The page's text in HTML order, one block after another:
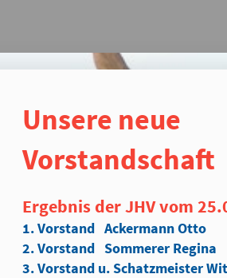
Unsere neue
Vorstandschaft
Ergebnis der JHV vom
1. Vorstand Ackermann Otto
2. Vorstand Sommerer Regina
3. Vorstand u. Schatzmeister